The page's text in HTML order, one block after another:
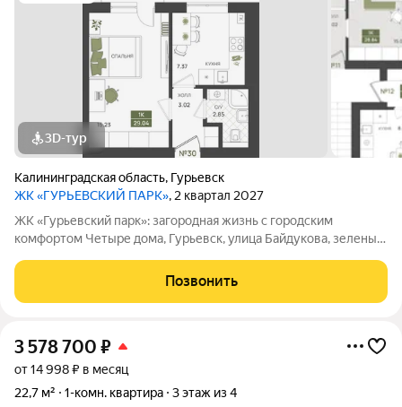
3D-тур
Калининградская область, Гурьевск
ЖК «ГУРЬЕВСКИЙ ПАРК», 2 квартал 2027
ЖК «Гурьевский парк»: загородная жизнь с городским
комфортом Четыре дома, Гурьевск, улица Байдукова, зеленый
система отопления - все это новый проект от МПК. Срок сдачи
- II квартал 2027 года
Позвонить
3 578 700 ₽
от 14 998 ₽ в месяц
22,7 м²
1-комн. квартира 3 этаж из 4